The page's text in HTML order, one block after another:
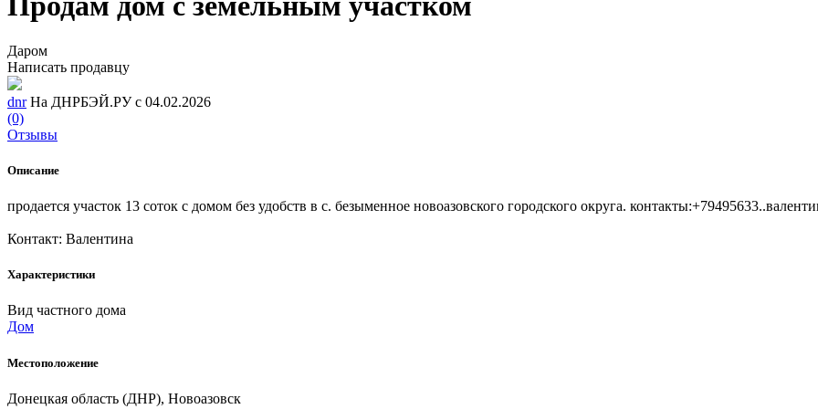
Даром
Написать продавцу
dnr На ДНРБЭЙ.РУ с 04.02.2026
(0)
Отзывы
Описание
продается участок 13 соток с домом без удобств в с. безыменное новоазовского городского округа.
Контакт: Валентина
Характеристики
Вид частного дома
Дом
Местоположение
Донецкая область (ДНР), Новоазовск